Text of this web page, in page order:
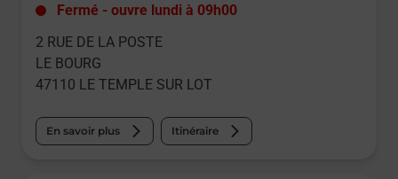
Fermé - ouvre lundi à 09h00
2 RUE DE LA POSTE
LE BOURG
47110 LE TEMPLE SUR LOT
En savoir plus Itinéraire